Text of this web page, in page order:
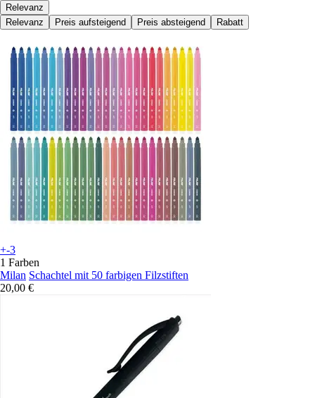
Relevanz
Relevanz
Preis aufsteigend Preis absteigend Rabatt
+-3
1 Farben
Milan Schachtel mit 50 farbigen Filzstiften
20,00 €